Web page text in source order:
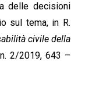
delle decisioni
sul tema, in R.
civile della
2/2019, 643 –